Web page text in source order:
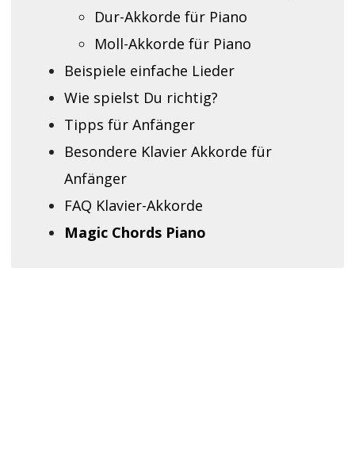
Dur-Akkorde für Piano
Moll-Akkorde für Piano
Beispiele einfache Lieder
Wie spielst Du richtig?
Tipps für Anfänger
Besondere Klavier Akkorde für
Anfänger
FAQ Klavier-Akkorde
Magic Chords Piano